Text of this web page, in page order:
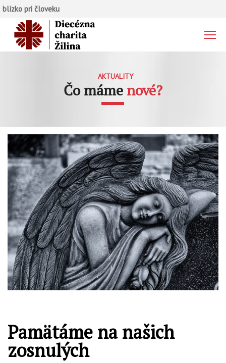
blízko pri človeku
AKTUALITY
Čo máme nové?
Pamätáme na našich
zosnulých